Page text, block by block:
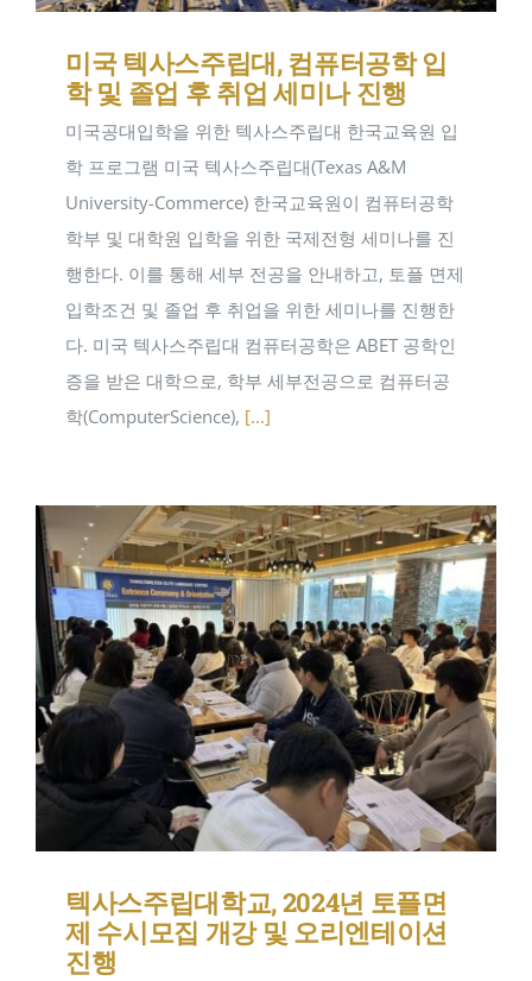
미국 텍사스주립대, 컴퓨터공학 입
학 및 졸업 후 취업 세미나 진행
미국공대입학을 위한 텍사스주립대 한국교육원 입
학 프로그램 미국 텍사스주립대(Texas A&M
University-Commerce) 한국교육원이 컴퓨터공학
학부 및 대학원 입학을 위한 국제전형 세미나를 진
행한다. 이를 통해 세부 전공을 안내하고, 토플 면제
입학조건 및 졸업 후 취업을 위한 세미나를 진행한
다. 미국 텍사스주립대 컴퓨터공학은 ABET 공학인
증을 받은 대학으로, 학부 세부전공으로 컴퓨터공
학(ComputerScience), [...]
텍사스주립대학교, 2024년 토플면
제 수시모집 개강 및 오리엔테이션
진행